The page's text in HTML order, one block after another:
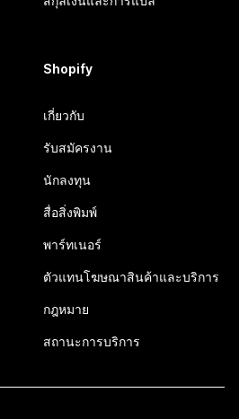
Shopify
เกี่ยวกับ
รับสมัครงาน
นักลงทุน
สื่อสิ่งพิมพ์
พาร์ทเนอร์
ตัวแทนโฆษณาสินค้าและบริการ
กฎหมาย
สถานะการบริการ